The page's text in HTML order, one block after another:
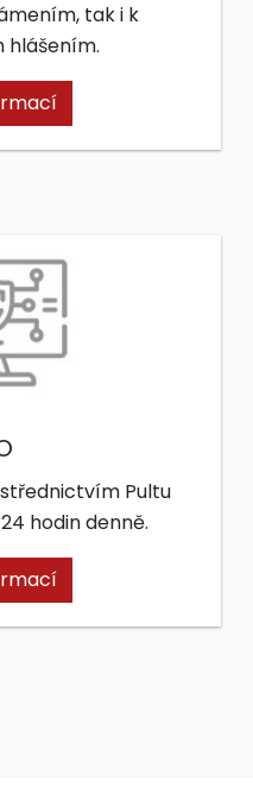
tak i k
hlášením.
Pultu
hodin denně.